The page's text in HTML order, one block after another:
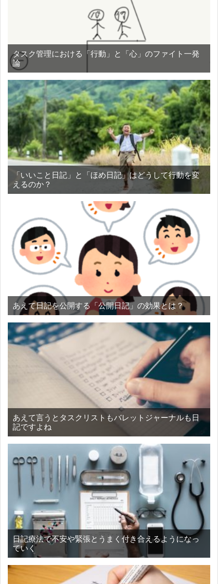
タスク管理における「行動」と「心」のファイト一発
論
「いいこと日記」と「ほめ日記」はどうして行動を変
えるのか？
あえて日記を公開する「公開日記」の効果とは？
あえて言うとタスクリストもバレットジャーナルも日
記ですよね
日記療法で不安や緊張とうまく付き合えるようになっ
ていく